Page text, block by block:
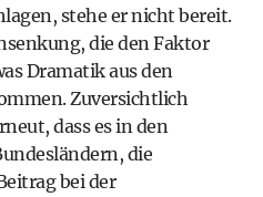
stehe er nicht bereit.
die den Faktor
Dramatik aus den
Zuversichtlich
dass es in den
die
bei der